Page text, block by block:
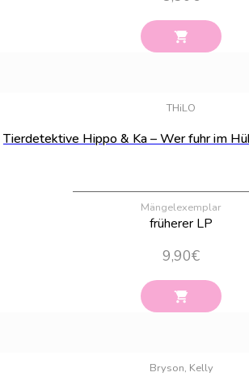
THiLO
Tierdetektive Hippo & Ka – Wer fuhr im
Mängelexemplar
früherer LP
9,90€
Bryson, Kelly